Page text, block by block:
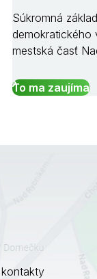
Súkromná
demokratického
mestská časť
To ma zaujíma